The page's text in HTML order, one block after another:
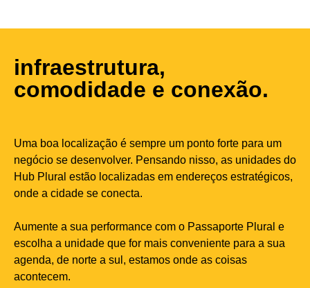
infraestrutura,
comodidade e conexão.
Uma boa localização é sempre um ponto forte para um
negócio se desenvolver. Pensando nisso, as unidades do
Hub Plural estão localizadas em endereços estratégicos,
onde a cidade se conecta.
Aumente a sua performance com o Passaporte Plural e
escolha a unidade que for mais conveniente para a sua
agenda, de norte a sul, estamos onde as coisas
acontecem.